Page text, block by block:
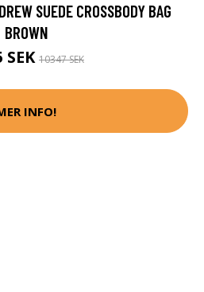
SUEDE CROSSBODY BAG
BROWN
SEK 10347 SEK
INFO!